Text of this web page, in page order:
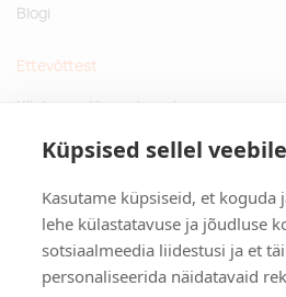
Küpsised sellel
Kasutame küpsiseid, et koguda
lehe külastatavuse ja jõudluse
sotsiaalmeedia liidestusi ja et
personaliseerida näidatavaid
Blogi
Ettevõttest
Küsimused ja vastused
Privaatsuspoliitika
Kontakt
Tulika põik 3, Tallinn
info@kinkston.ee